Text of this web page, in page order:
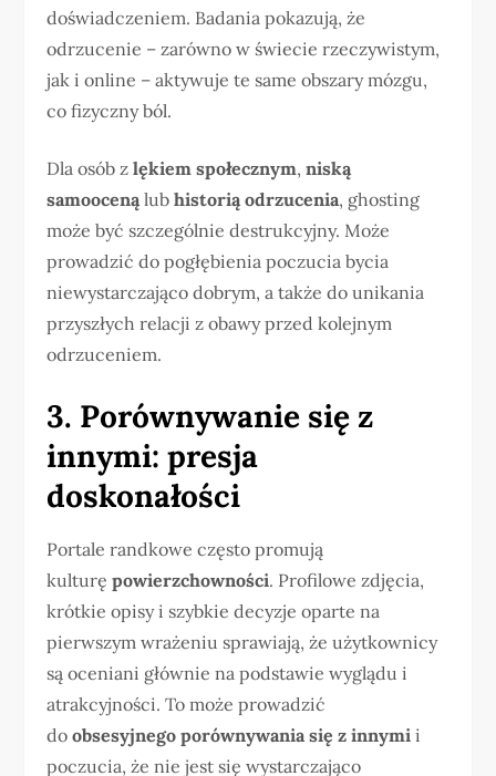
doświadczeniem. Badania pokazują, że
odrzucenie – zarówno w świecie rzeczywistym,
jak i online – aktywuje te same obszary mózgu,
co fizyczny ból.
Dla osób zlękiem społecznym,niską
samooceną lubhistorią odrzucenia, ghosting
może być szczególnie destrukcyjny. Może
prowadzić do pogłębienia poczucia bycia
niewystarczająco dobrym, a także do unikania
przyszłych relacji z obawy przed kolejnym
odrzuceniem.
3. Porównywanie się z
innymi: presja
doskonałości
Portale randkowe często promują
kulturępowierzchowności. Profilowe zdjęcia,
krótkie opisy i szybkie decyzje oparte na
pierwszym wrażeniu sprawiają, że użytkownicy
są oceniani głównie na podstawie wyglądu i
atrakcyjności. To może prowadzić
doobsesyjnego porównywania się z innymi i
poczucia, że nie jest się wystarczająco